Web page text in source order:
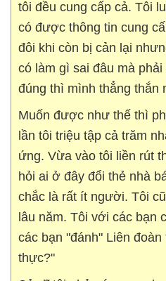
tôi đều cung cấp cả. Tôi
có được thông tin cung
đôi khi còn bị cản lại
có làm gì sai đâu mà
đúng thì mình thẳng thắn
Muốn được như thế thì
lần tôi triệu tập cả trăm
ứng. Vừa vào tôi liền rút
hỏi ai ở đây đổi thẻ nhà
chắc là rất ít người. Tôi
lâu năm. Tôi với các bạn
các bạn "đánh" Liên
thực?"